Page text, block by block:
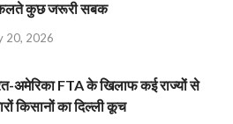
कुछ जरूरी सबक
20, 2026
अमेरिका FTA के खिलाफ कई राज्यों से
किसानों का दिल्ली कूच